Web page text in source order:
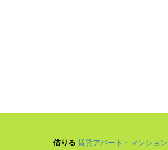
借りる 賃貸アパート・マンション